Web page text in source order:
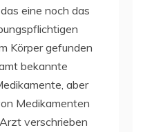
eine noch das
Körper gefunden
bekannte
aber
Medikamenten
verschrieben